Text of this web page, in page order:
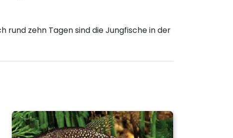
rund zehn Tagen sind die Jungfische in der